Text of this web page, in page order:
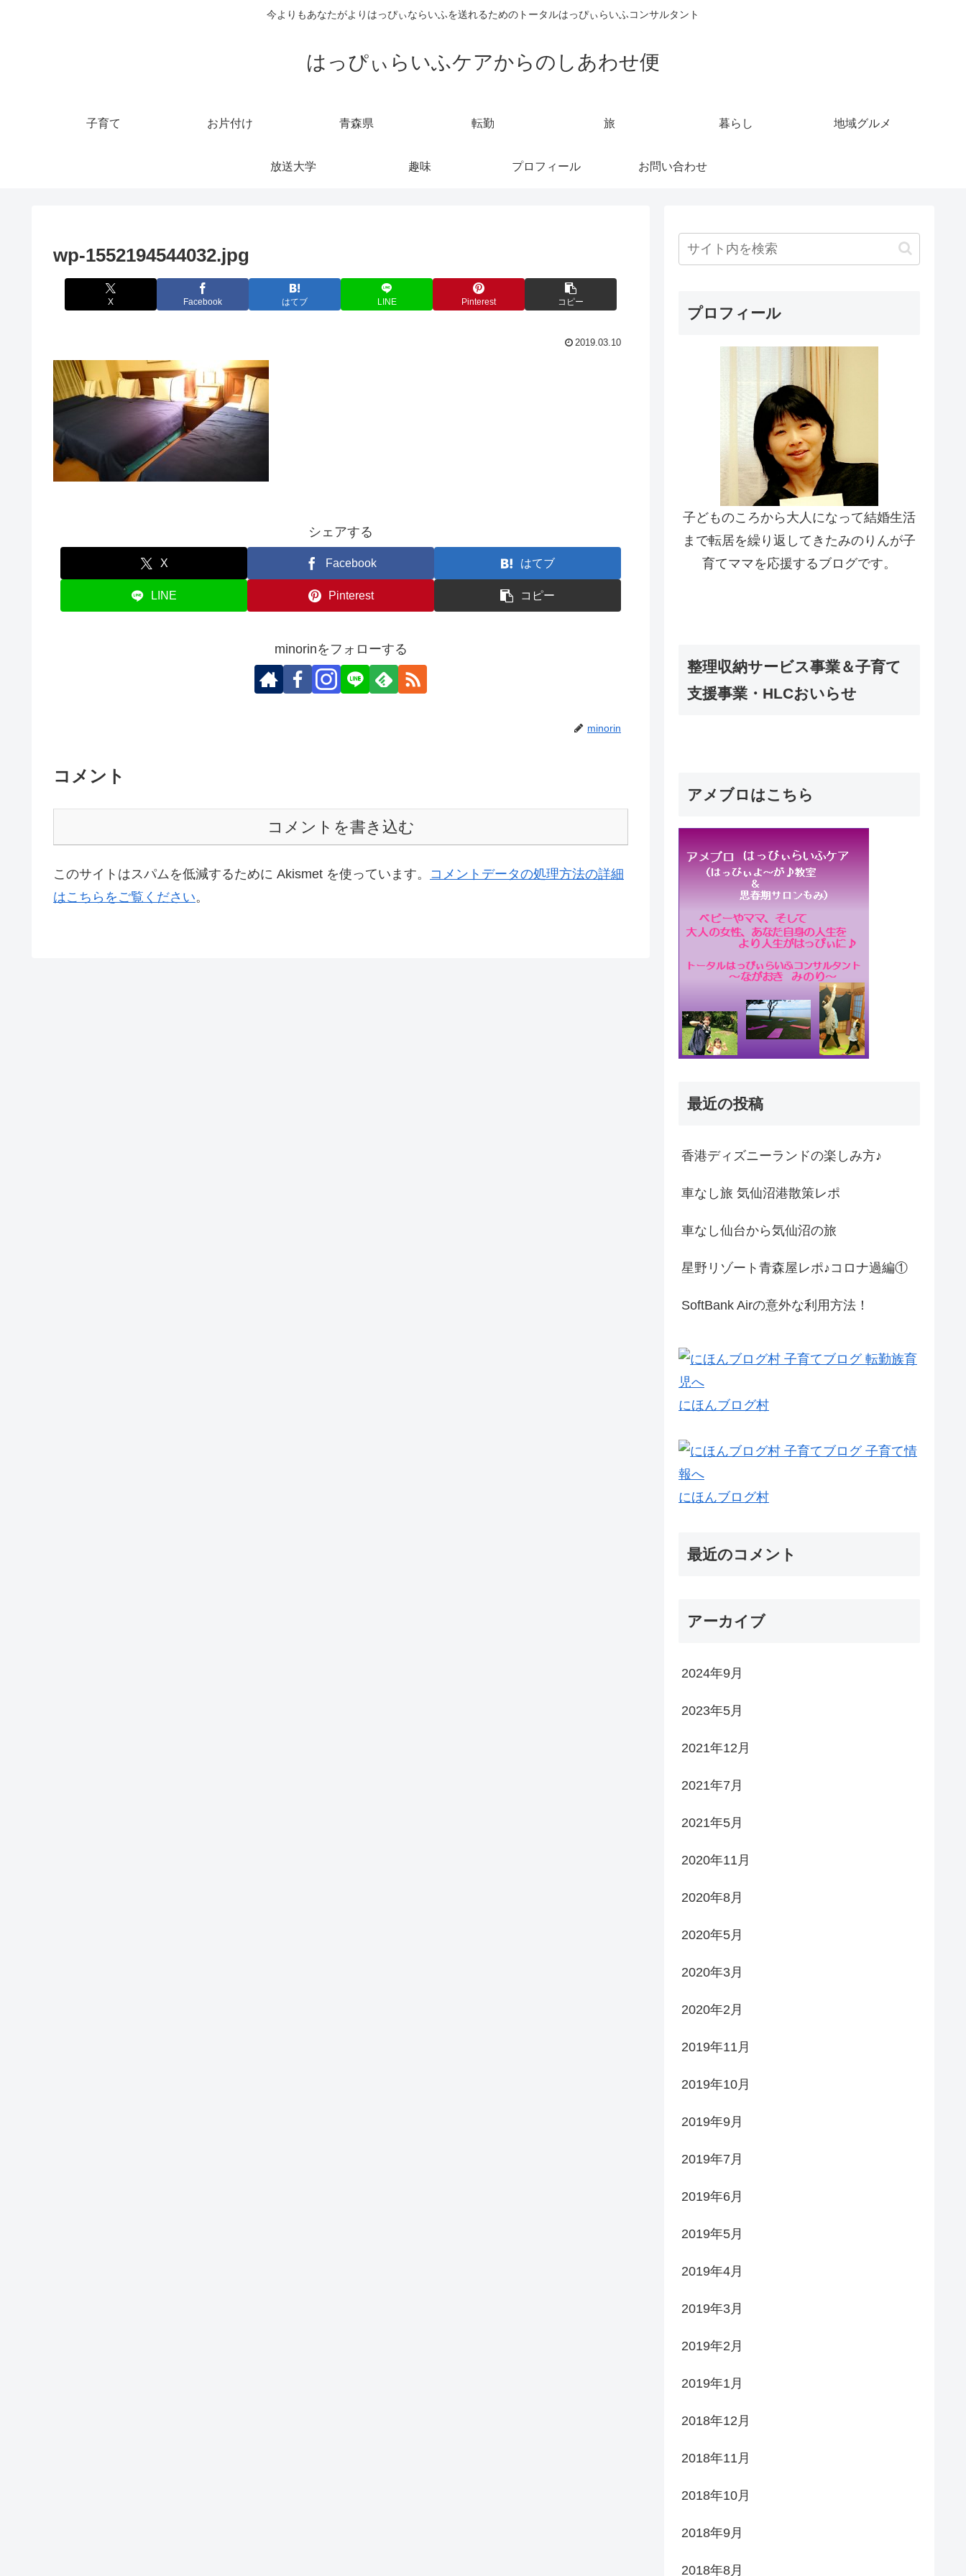
今よりもあなたがよりはっぴぃならいふを送れるためのトータルはっぴぃらいふコンサルタント
はっぴぃらいふケアからのしあわせ便
子育て お片付け 青森県 転勤 旅 暮らし 地域グルメ
放送大学 趣味 プロフィール お問い合わせ
wp-1552194544032.jpg
X Facebook はてブ LINE Pinterest コピー
2019.03.10
シェアする
X Facebook はてブ
LINE Pinterest コピー
minorinをフォローする
minorin
コメント
コメントを書き込む
このサイトはスパムを低減するために Akismet を使っています。 コメントデータの処理方法の詳細
はこちらをご覧ください。
プロフィール
子どものころから大人になって結婚生活
まで転居を繰り返してきたみのりんが子
育てママを応援するブログです。
整理収納サービス事業＆子育て
支援事業・HLCおいらせ
アメブロはこちら
最近の投稿
香港ディズニーランドの楽しみ方♪
車なし旅 気仙沼港散策レポ
車なし仙台から気仙沼の旅
星野リゾート青森屋レポ♪コロナ過編①
SoftBank Airの意外な利用方法！
にほんブログ村
にほんブログ村
最近のコメント
アーカイブ
2024年9月
2023年5月
2021年12月
2021年7月
2021年5月
2020年11月
2020年8月
2020年5月
2020年3月
2020年2月
2019年11月
2019年10月
2019年9月
2019年7月
2019年6月
2019年5月
2019年4月
2019年3月
2019年2月
2019年1月
2018年12月
2018年11月
2018年10月
2018年9月
2018年8月